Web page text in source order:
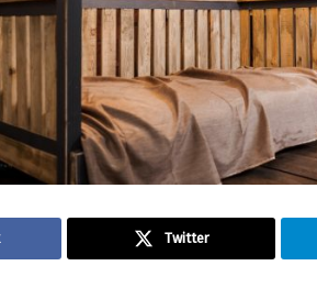
Twitter